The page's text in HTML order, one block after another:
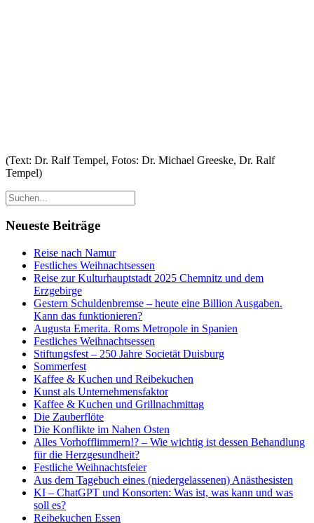
(Text: Dr. Ralf Tempel, Fotos: Dr. Michael Greeske, Dr. Ralf
Tempel)
Neueste Beiträge
Reise nach Namur
Festliches Weihnachtsessen
Reise zur Kulturhauptstadt 2025 Chemnitz und dem
Erzgebirge
Gestern Schuldenbremse – heute eine Billion Ausgaben.
Kann das funktionieren?
Augusta Emerita. Roms Metropole in Spanien
Festliches Weihnachtsessen
Stiftungsfest – 250 Jahre Societät Duisburg
Sommerfest
Kaffee & Kuchen und Reibekuchen
Kunst als Unternehmensfaktor
Kaffee & Kuchen und Grillnachmittag
Die Zauberflöte
Die Konflikte im Nahen Osten
Alles Vorhofflimmern!? – Wie wichtig ist dessen Behandlung
für die Herzgesundheit?
Festliche Weihnachtsfeier
Aus dem Tagebuch eines (niedergelassenen) Anästhesisten
KI – ChatGPT und Konsorten: Was ist, was kann und was
soll es?
Reibekuchen Essen